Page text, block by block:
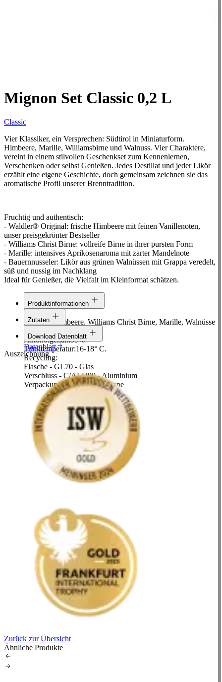
Mignon Set Classic 0,2 L
Classic
Vier Klassiker, ein Versprechen: Südtirol in Miniaturform.
Himbeere, Marille, Williamsbirne und Walnuss. Vier Charaktere,
vereint in einem stilvollen Geschenkset zum Kennenlernen,
Verschenken oder selbst Genießen. Jedes Destillat und jeder Likör
erzählt eine eigene Geschichte, doch gemeinsam zeichnen sie das
aromatische Profil unserer Brenntradition.
Fruchtig und authentisch:
- Waldler® Original: frische Himbeere mit feinen Vanillenoten,
unser preisgekrönter Bestseller
- Williams Christ Birne: vollreife Birne in ihrer pursten Form
- Marille: intensives Aprikosenaroma mit zarter Mandelnote
- Bauernnusseler: Likör aus grünen Walnüssen mit Grappa veredelt,
süß und nussig im Nachklang
Ideal für Genießer, die Vielfalt im Kleinformat schätzen.
Produktinformationen
Linie:
Classic
Rohstoff:
Himbeere, Williams Christ Birne, Marille, Walnüsse
Alkoholgehalt:39%
Trinktemperatur:16-18° C.
Recycling:
Flasche - GL70 - Glas
Verschluss - C/ALU90 - Aluminium
Verpackung - Pap20-21 - Pappe
Zutaten
NUSSextrakt
Download Datenblatt
Datenblatt
Auszeichnung
Zurück zur Übersicht
Ähnliche Produkte